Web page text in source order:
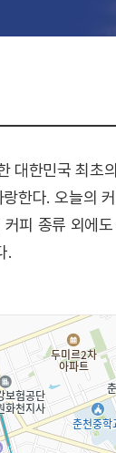
대한민국 최초
한다. 오늘의
피 종류 외에도
.